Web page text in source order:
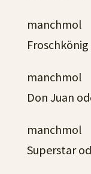
manchmol
manchmol
Don Juan
manchmol
Superstar